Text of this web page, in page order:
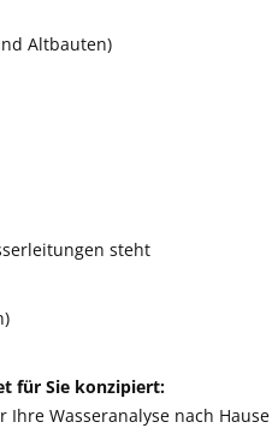
Altbauten)
steht
für Sie konzipiert:
Wasseranalyse nach